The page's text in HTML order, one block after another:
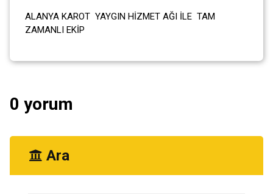
ALANYA KAROT YAYGIN HİZMET AĞI İLE TAM
ZAMANLI EKİP
0 yorum
Ara